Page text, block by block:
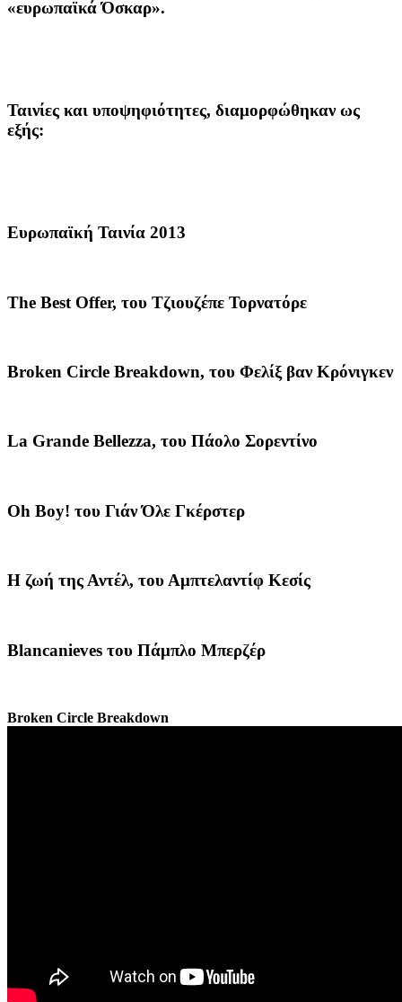
«ευρωπαϊκά Όσκαρ».
Ταινίες και υποψηφιότητες, διαμορφώθηκαν ως
εξής:
Ευρωπαϊκή Ταινία 2013
The Best Offer, του Τζιουζέπε Τορνατόρε
Broken Circle Breakdown, του Φελίξ βαν Κρόνιγκεν
La Grande Bellezza, του Πάολο Σορεντίνο
Oh Boy! του Γιάν Όλε Γκέρστερ
Η ζωή της Αντέλ, του Αμπτελαντίφ Κεσίς
Blancanieves του Πάμπλο Μπερζέρ
Broken Circle Breakdown